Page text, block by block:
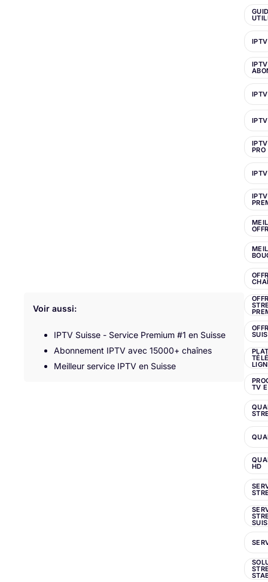
Voir aussi:
IPTV Suisse - Service Premium #1 en Suisse
Abonnement IPTV avec 15000+ chaînes
Meilleur service IPTV en Suisse
IPTV
IPTV
PRO
TV
HD